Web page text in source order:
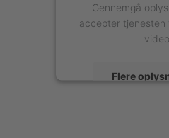
Gennemgå
accepter tjenesten
video.
Flere